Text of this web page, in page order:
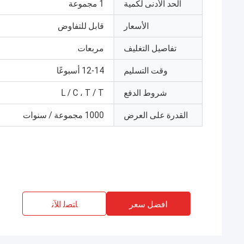
الحد الأدنى لكمية 1 مجموعة
الأسعار قابل للتفاوض
تفاصيل التغليف مربعات
وقت التسليم 12-14 أسبوعًا
شروط الدفع L / C ، T / T
القدرة على العرض 1000 مجموعة / سنوات
افضل سعر ﺎﺘﺼﻟ ﺍﻶﻧ